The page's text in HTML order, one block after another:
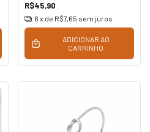
R$45,90
6 x de R$7,65 sem juros
ADICIONAR AO
CARRINHO